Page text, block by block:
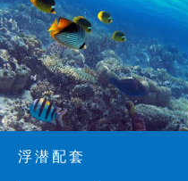
配套
（每
人）：3
天/2夜
全膳住
宿+3次
潜水(自
备设
人往返
入住
人数
（每
间）
床
型
浮潜配套